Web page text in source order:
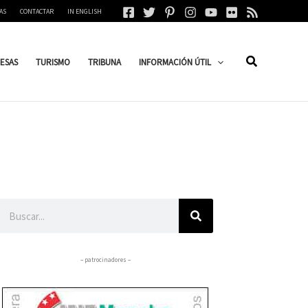
CONTACTAR IN ENGLISH
TURISMO TRIBUNA INFORMACIÓN ÚTIL
– patrocinadores –